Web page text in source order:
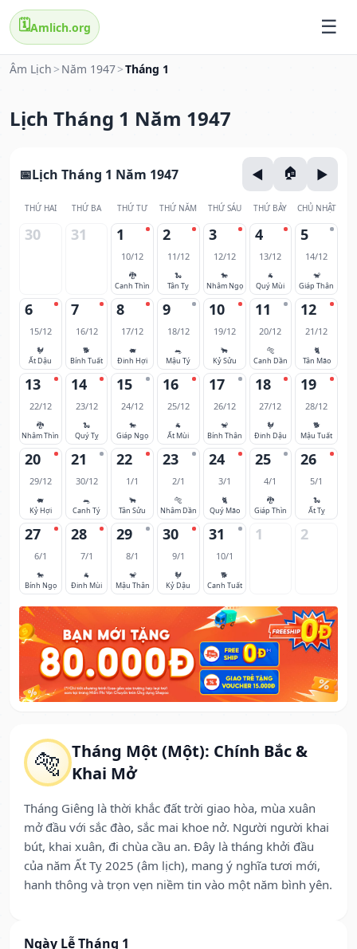
🗓️Amlich.org
Âm Lịch > Năm 1947>Tháng 1
Lịch Tháng 1 Năm 1947
🐅 Tháng Một (Một): Chính Bắc &
Khai Mở
Tháng Giêng là thời khắc đất trời giao hòa, mùa xuân
mở đầu với sắc đào, sắc mai khoe nở. Người người khai
bút, khai xuân, đi chùa cầu an. Đây là tháng khởi đầu
của năm Ất Tỵ 2025 (âm lịch), mang ý nghĩa tươi mới,
hanh thông và trọn vẹn niềm tin vào một năm bình yên.
Ngày Lễ Tháng 1
Lịch Tháng 1 Năm 1947
THỨ HAI THỨ BA THỨ TƯ THỨ NĂM THỨ SÁU THỨ BẢY CHỦ NHẬT
30 31 1
10/12
🐉
Canh Thìn
2
11/12
🐍
Tân Tỵ
3
12/12
🐎
Nhâm Ngọ
4
13/12
🐐
Quý Mùi
5
14/12
🐒
Giáp Thân
6
15/12
🐓
Ất Dậu
7
16/12
🐕
Bính Tuất
8
17/12
🐖
Đinh Hợi
9
18/12
🐀
Mậu Tý
10
19/12
🐂
Kỷ Sửu
11
20/12
🐅
Canh Dần
12
21/12
🐈
Tân Mão
13
22/12
🐉
Nhâm Thìn
14
23/12
🐍
Quý Tỵ
15
24/12
🐎
Giáp Ngọ
16
25/12
🐐
Ất Mùi
17
26/12
🐒
Bính Thân
18
27/12
🐓
Đinh Dậu
19
28/12
🐕
Mậu Tuất
20
29/12
🐖
Kỷ Hợi
21
30/12
🐀
Canh Tý
22
1/1
🐂
Tân Sửu
23
2/1
🐅
Nhâm Dần
24
3/1
🐈
Quý Mão
25
4/1
🐉
Giáp Thìn
26
5/1
🐍
Ất Tỵ
27
6/1
🐎
Bính Ngọ
28
7/1
🐐
Đinh Mùi
29
8/1
🐒
Mậu Thân
30
9/1
🐓
Kỷ Dậu
31
10/1
🐕
Canh Tuất
1 2